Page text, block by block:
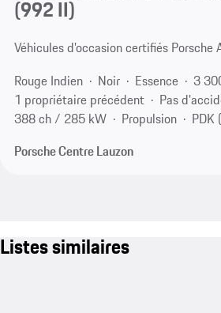
(992 II)
Véhicules d’occasion certifiés Porsche
Rouge Indien
Noir Essence
3
1 propriétaire précédent
Pas
388 ch / 285 kW
Propulsion
PDK
Porsche Centre Lauzon
Listes similaires